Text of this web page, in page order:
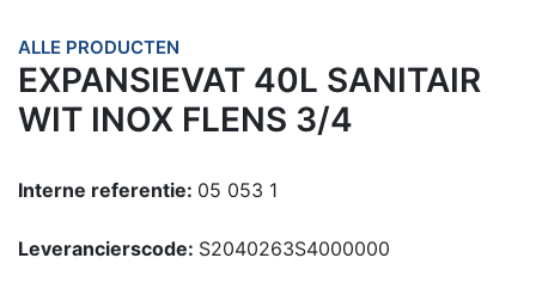
ALLE PRODUCTEN
EXPANSIEVAT 40L SANITAIR
WIT INOX FLENS 3/4
Interne referentie: 05 053 1
Leverancierscode: S2040263S4000000